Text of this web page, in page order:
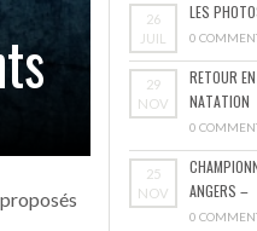
26
JUIL
LES
0
29
NOV
RETOUR
NATATION
0
25
NOV
ANGERS –
0